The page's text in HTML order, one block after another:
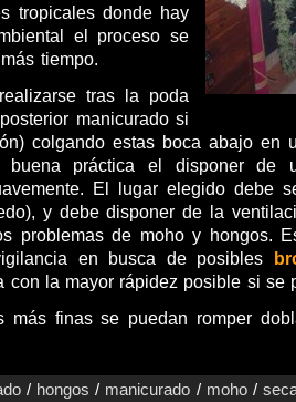
tropicales donde hay
el proceso se
tiempo.
tras la poda
manicurado si
colgando estas boca abajo en
buena práctica el disponer de
El lugar elegido debe
y debe disponer de la
problemas de moho y hongos.
en busca de posibles
con la mayor rápidez posible si se
más finas se puedan romper
/ hongos / manicurado / moho/